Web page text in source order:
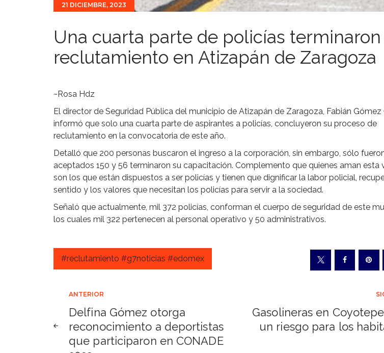
21 DICIEMBRE, 2023
Una cuarta parte de policías terminaron
reclutamiento en Atizapán de Zaragoza
~Rosa Hdz
El director de Seguridad Pública del municipio de Atizapán de Zaragoza, Fabián Gómez
informó que solo una cuarta parte de aspirantes a policías, concluyeron su proceso de
reclutamiento en la convocatoria de este año.
Detalló que 200 personas buscaron el ingreso a la corporación, sin embargo, sólo
aceptados 150 y 56 terminaron su capacitación. Complemento que quienes aman esta
son los que están dispuestos a ser policías y tienen que dignificar la labor policial,
sentido y los valores que necesitan los policías para servir a la sociedad.
Señaló que actualmente, mil 372 policías, conforman el cuerpo de seguridad de este
los cuales mil 322 pertenecen al personal operativo y 50 administrativos.
#reclutamiento #g7noticias #edomex
Navegación
de
ANTERIOR
Delfina Gómez otorga
reconocimiento a deportistas
que participaron en CONADE
Gasolineras en
un riesgo para los